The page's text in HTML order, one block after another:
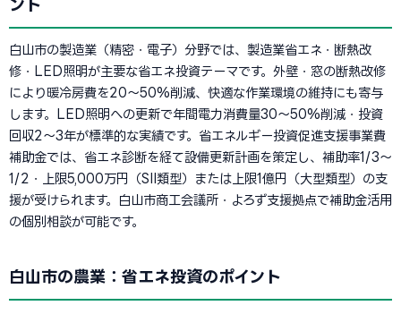
ント
白山市の製造業（精密・電子）分野では、製造業省エネ・断熱改
修・LED照明が主要な省エネ投資テーマです。外壁・窓の断熱改修
により暖冷房費を20〜50%削減、快適な作業環境の維持にも寄与
します。LED照明への更新で年間電力消費量30〜50%削減・投資
回収2〜3年が標準的な実績です。省エネルギー投資促進支援事業費
補助金では、省エネ診断を経て設備更新計画を策定し、補助率1/3〜
1/2・上限5,000万円（SII類型）または上限1億円（大型類型）の支
援が受けられます。白山市商工会議所・よろず支援拠点で補助金活用
の個別相談が可能です。
白山市の農業：省エネ投資のポイント